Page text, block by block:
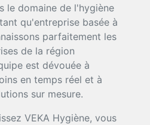
le domaine de l'hygiène
qu'entreprise basée à
parfaitement les
de la région
est dévouée à
en temps réel et à
sur mesure.
VEKA Hygiène, vous